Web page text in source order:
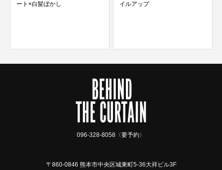
ぼかし
096-328-8058〈要予約〉
〒860-0846 熊本市中央区城東町5-36大祥ビル3F